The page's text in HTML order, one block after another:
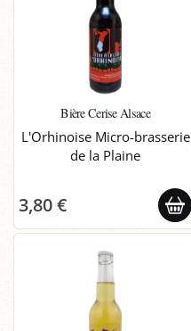
Bière Cerise Alsace
L'Orhinoise Micro-brasserie
de la Plaine
3,80 €